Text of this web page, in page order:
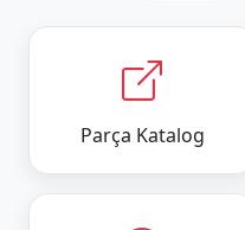
Parça Katalog